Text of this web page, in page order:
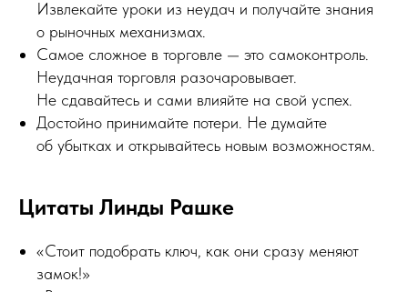
Извлекайте уроки из неудач и получайте знания
о рыночных механизмах.
Самое сложное в торговле — это самоконтроль.
Неудачная торговля разочаровывает.
Не сдавайтесь и сами влияйте на свой успех.
Достойно принимайте потери. Не думайте
об убытках и открывайтесь новым возможностям.
Цитаты Линды Рашке
«Стоит подобрать ключ, как они сразу меняют
замок!»